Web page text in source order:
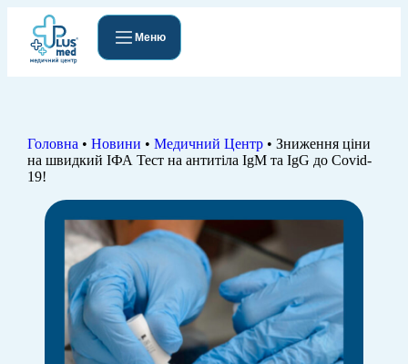
Меню
Головна • Новини • Медичний Центр• Зниження ціни
на швидкий ІФА Тест на антитіла IgМ та IgG до Covid-
19!